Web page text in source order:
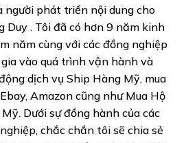
người phát triển nội dung cho
Duy . Tôi đã có hơn 9 năm kinh
năm cùng với các đồng nghiệp
vào quá trình vận hành và
dịch vụ Ship Hàng Mỹ, mua
Amazon cũng như Mua Hộ
Dưới sự đồng hành của các
chắc chắn tôi sẽ chia sẻ